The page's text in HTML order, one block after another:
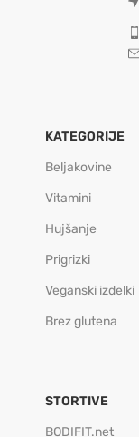
KATEGORIJE
Beljakovine
Vitamini
Hujšanje
Prigrizki
Veganski izdelki
Brez glutena
STORTIVE
BODIFIT.net